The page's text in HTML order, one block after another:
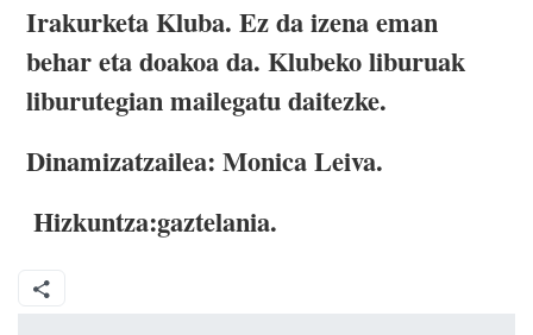
Irakurketa Kluba. Ez da izena eman
behar eta doakoa da. Klubeko liburuak
liburutegian mailegatu daitezke.
Dinamizatzailea: Monica Leiva.
Hizkuntza:gaztelania.